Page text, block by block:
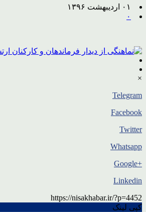
۰۱ اردیبهشت ۱۳۹۶
۰
×
Telegram
Facebook
Twitter
Whatsapp
+Google
Linkedin
https://nisakhabar.ir/?p=4452
کپی لینک